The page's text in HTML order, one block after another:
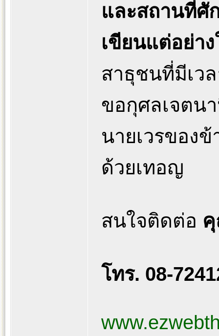
และสถานที่ศั
เขียนแต่อย่าง
สาธุชนที่มีเว
ขอกุศลเจตน
นายเวรของ
ด้วยเทอญ
สนใจติดต่อ
โทร. 08-